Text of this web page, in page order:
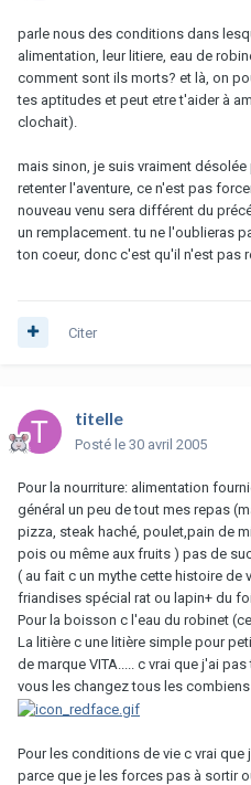
parle nous des conditions dans
alimentation, leur litiere, eau de
comment sont ils morts? et là, on
tes aptitudes et peut etre t'aider à
clochait).
mais sinon, je suis vraiment
retenter l'aventure, ce n'est pas
nouveau venu sera différent du
un remplacement. tu ne l'oublieras
ton coeur, donc c'est qu'il n'est pas
Citer
titelle
Posté le 30 avril 2005
Pour la nourriture: alimentation
général un peu de tout mes repas
pizza, steak haché, poulet,pain de
pois ou même aux fruits ) pas de
( au fait c un mythe cette histoire de
friandises spécial rat ou lapin+ du
Pour la boisson c l'eau du robinet
La litière c une litière simple pour
de marque VITA..... c vrai que j'ai
vous les changez tous les
Pour les conditions de vie c vrai
parce que je les forces pas à sortir